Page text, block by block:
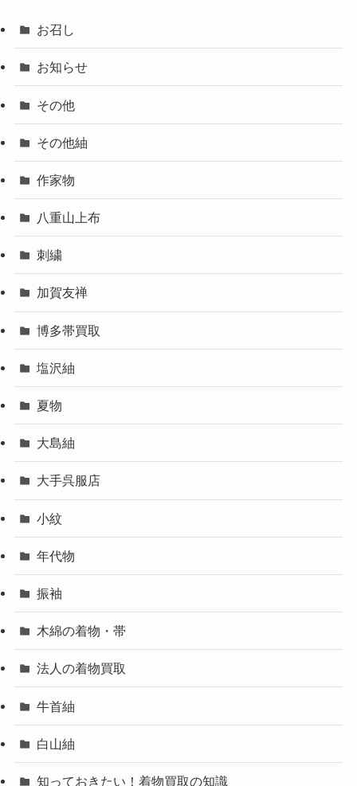
お召し
お知らせ
その他
その他紬
作家物
八重山上布
刺繍
加賀友禅
博多帯買取
塩沢紬
夏物
大島紬
大手呉服店
小紋
年代物
振袖
木綿の着物・帯
法人の着物買取
牛首紬
白山紬
知っておきたい！着物買取の知識